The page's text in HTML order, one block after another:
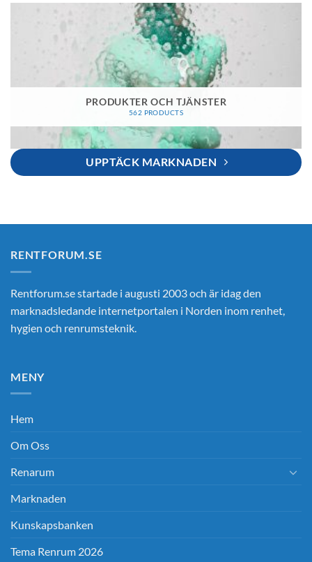
PRODUKTER OCH TJÄNSTER
562 PRODUCTS
UPPTÄCK MARKNADEN
RENTFORUM.SE
Rentforum.se startade i augusti 2003 och är idag den
marknadsledande internetportalen i Norden inom renhet,
hygien och renrumsteknik.
MENY
Hem
Om Oss
Renarum
Marknaden
Kunskapsbanken
Tema Renrum 2026